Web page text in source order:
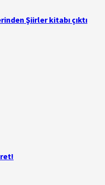
Şiirler kitabı çıktı